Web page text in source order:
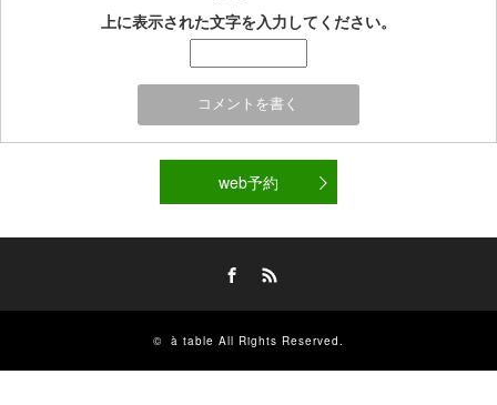
上に表示された文字を入力してください。
web予約
© à table All Rights Reserved.